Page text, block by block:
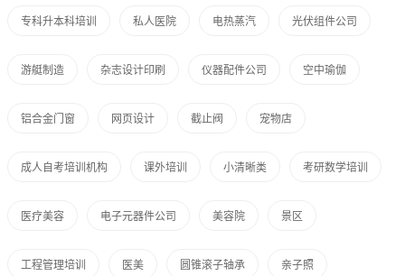
专科升本科培训 私人医院 电热蒸汽 光伏组件公司
游艇制造 杂志设计印刷 仪器配件公司 空中瑜伽
铝合金门窗 网页设计 截止阀 宠物店
成人自考培训机构 课外培训 小清晰类 考研数学培训
医疗美容 电子元器件公司 美容院 景区
工程管理培训 医美 圆锥滚子轴承 亲子照